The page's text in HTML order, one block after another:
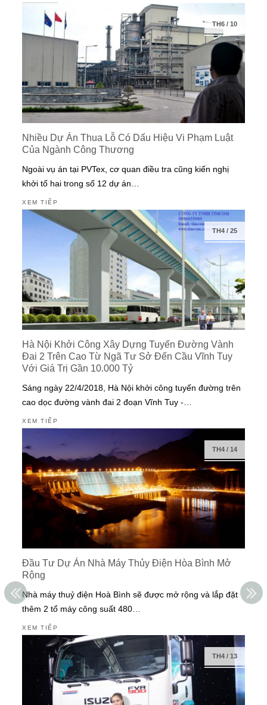
TH6/ 10
Nhiều Dự Án Thua Lỗ Có Dấu Hiệu Vi Phạm Luật
Của Ngành Công Thương
Ngoài vụ án tại PVTex, cơ quan điều tra cũng kiến nghị
khởi tố hai trong số 12 dự án…
XEM TIẾP
TH4/ 25
Hà Nội Khởi Công Xây Dựng Tuyến Đường Vành
Đai 2 Trên Cao Từ Ngã Tư Sở Đến Cầu Vĩnh Tuy
Với Giá Trị Gần 10.000 Tỷ
Sáng ngày 22/4/2018, Hà Nội khởi công tuyến đường trên
cao dọc đường vành đai 2 đoạn Vĩnh Tuy -…
XEM TIẾP
TH4/ 14
Đầu Tư Dự Án Nhà Máy Thủy Điện Hòa Bình Mở
Rộng
Nhà máy thuỷ điện Hoà Bình sẽ được mở rộng và lắp đặt
thêm 2 tổ máy công suất 480…
XEM TIẾP
TH4/ 13